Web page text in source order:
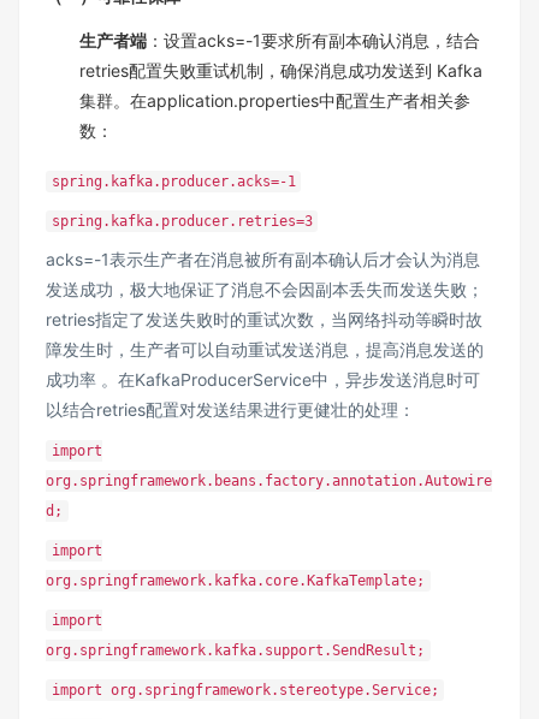
生产者端 ：设置acks=-1要求所有副本确认消息，结合
retries配置失败重试机制，确保消息成功发送到 Kafka
集群。在application.properties中配置生产者相关参
数：
spring.kafka.producer.acks=-1
spring.kafka.producer.retries=3
acks=-1表示生产者在消息被所有副本确认后才会认为消息
发送成功，极大地保证了消息不会因副本丢失而发送失败；
retries指定了发送失败时的重试次数，当网络抖动等瞬时故
障发生时，生产者可以自动重试发送消息，提高消息发送的
成功率 。在KafkaProducerService中，异步发送消息时可
以结合retries配置对发送结果进行更健壮的处理：
import
org.springframework.beans.factory.annotation.Autowire
d;
import
org.springframework.kafka.core.KafkaTemplate;
import
org.springframework.kafka.support.SendResult;
import org.springframework.stereotype.Service;